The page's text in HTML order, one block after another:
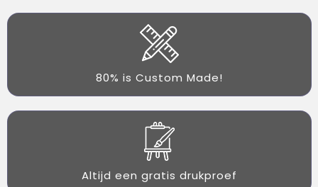
80% is Custom Made!
Altijd een gratis drukproef